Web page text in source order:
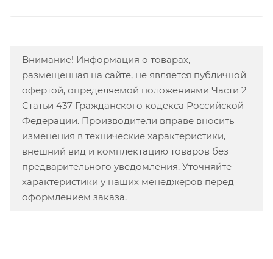
Внимание! Информация о товарах,
размещенная на сайте, не является публичной
офертой, определяемой положениями Части 2
Статьи 437 Гражданского кодекса Российской
Федерации. Производители вправе вносить
изменения в технические характеристики,
внешний вид и комплектацию товаров без
предварительного уведомления. Уточняйте
характеристики у наших менеджеров перед
оформлением заказа.